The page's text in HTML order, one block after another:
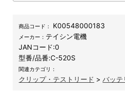
商品コード： K00548000183
メーカー： テイシン電機
JANコード:0
型番/品番:C-520S
関連カテゴリ：
クリップ・テストリード >バッテ